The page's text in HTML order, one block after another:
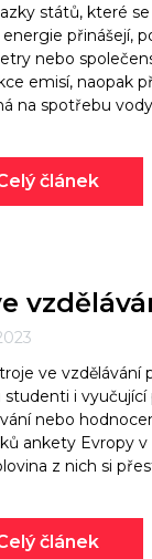
států, které
přinášejí,
nebo
emisí, naopak
na spotřebu
článek
ve vzdělávání
studenti i
nebo
ankety Evropy
z nich si
článek